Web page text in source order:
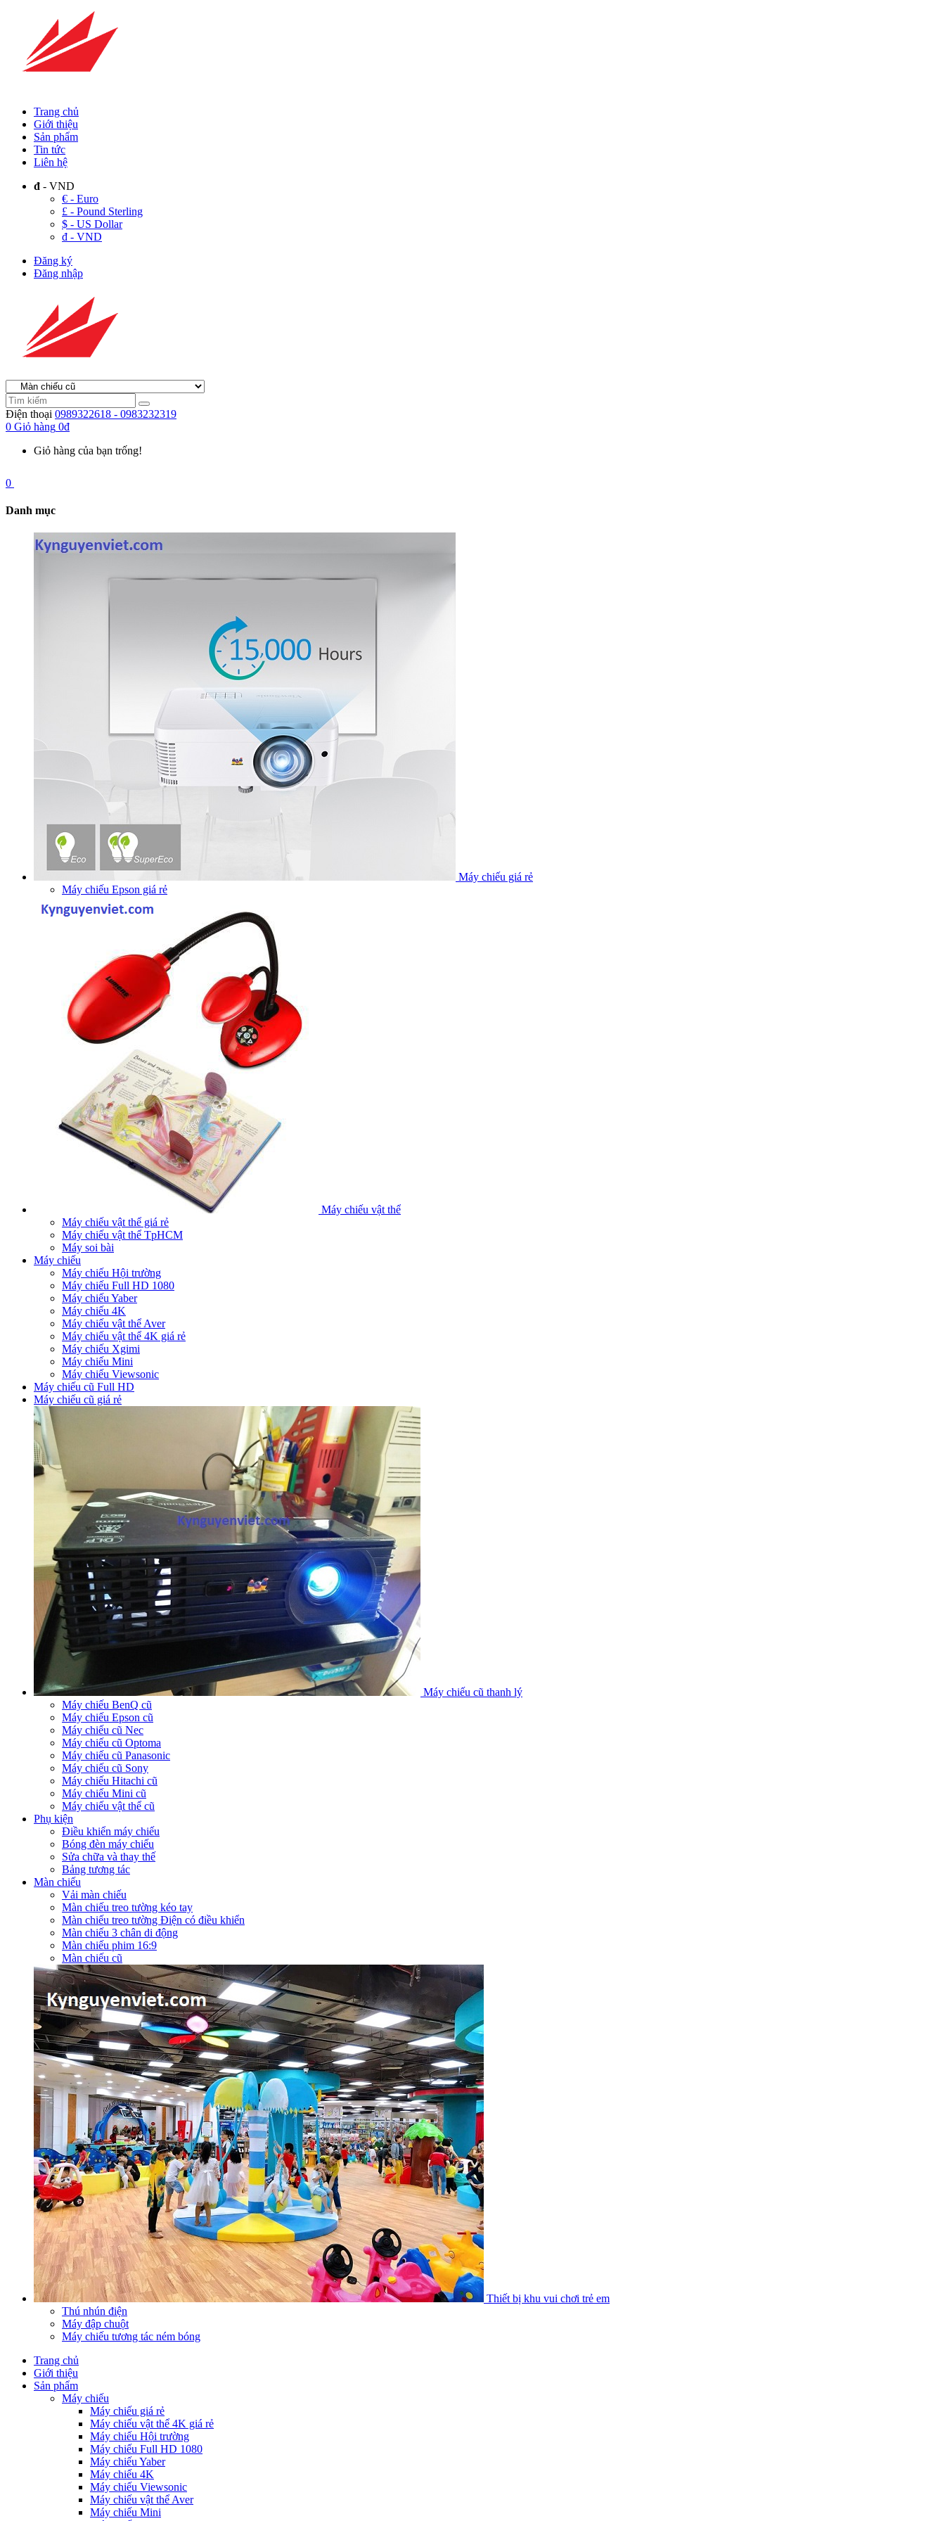
Trang chủ
Giới thiệu
Sản phẩm
Tin tức
Liên hệ
đ - VND
€ - Euro
£ - Pound Sterling
$ - US Dollar
đ - VND
Đăng ký
Đăng nhập
Điện thoại 0989322618 - 0983232319
0 Giỏ hàng 0đ
Giỏ hàng của bạn trống!
0
Danh mục
Máy chiếu giá rẻ
Máy chiếu Epson giá rẻ
Máy chiếu vật thể
Máy chiếu vật thể giá rẻ
Máy chiếu vật thể TpHCM
Máy soi bài
Máy chiếu
Máy chiếu Hội trường
Máy chiếu Full HD 1080
Máy chiếu Yaber
Máy chiếu 4K
Máy chiếu vật thể Aver
Máy chiếu vật thể 4K giá rẻ
Máy chiếu Xgimi
Máy chiếu Mini
Máy chiếu Viewsonic
Máy chiếu cũ Full HD
Máy chiếu cũ giá rẻ
Máy chiếu cũ thanh lý
Máy chiếu BenQ cũ
Máy chiếu Epson cũ
Máy chiếu cũ Nec
Máy chiếu cũ Optoma
Máy chiếu cũ Panasonic
Máy chiếu cũ Sony
Máy chiếu Hitachi cũ
Máy chiếu Mini cũ
Máy chiếu vật thể cũ
Phụ kiện
Điều khiển máy chiếu
Bóng đèn máy chiếu
Sửa chữa và thay thế
Bảng tương tác
Màn chiếu
Vải màn chiếu
Màn chiếu treo tường kéo tay
Màn chiếu treo tường Điện có điều khiển
Màn chiếu 3 chân di động
Màn chiếu phim 16:9
Màn chiếu cũ
Thiết bị khu vui chơi trẻ em
Thú nhún điện
Máy đập chuột
Máy chiếu tương tác ném bóng
Trang chủ
Giới thiệu
Sản phẩm
Máy chiếu
Máy chiếu giá rẻ
Máy chiếu vật thể 4K giá rẻ
Máy chiếu Hội trường
Máy chiếu Full HD 1080
Máy chiếu Yaber
Máy chiếu 4K
Máy chiếu Viewsonic
Máy chiếu vật thể Aver
Máy chiếu Mini